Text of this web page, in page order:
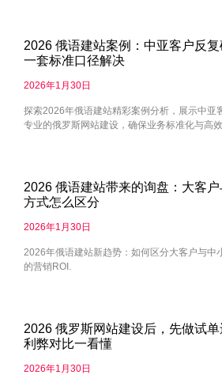
2026 俄语建站案例：中亚客户反
一套标准口径解决
2026年1月30日
探索2026年俄语建站精彩案例分析，展示中亚
专业的俄罗斯网站建设，确保业务标准化与高效
2026 俄语建站带来的询盘：大客
方式怎么区分
2026年1月30日
2026年俄语建站新趋势：如何区分大客户与中
的营销ROI.
2026 俄罗斯网站建设后，先做试
利弊对比一看懂
2026年1月30日